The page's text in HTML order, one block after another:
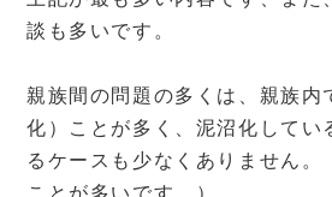
談も多いです。
親族間の問題の多くは、親族
化）ことが多く、泥沼化して
るケースも少なくありません
ことが多いです。）